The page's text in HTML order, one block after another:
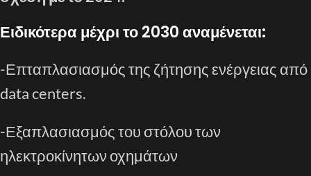
Ειδικότερα μέχρι το 2030 αναμένεται:
-Επταπλασιασμός της ζήτησης ενέργειας από
data centers.
-Εξαπλασιασμός του στόλου των
ηλεκτροκίνητων οχημάτων